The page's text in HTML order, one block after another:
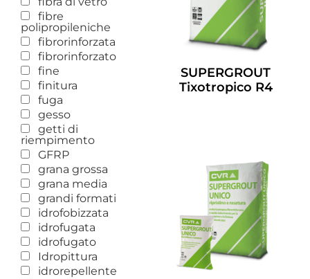
fibre
polipropileniche
fibrorinforzata
fibrorinforzato
fine
finitura
fuga
gesso
getti di
riempimento
GFRP
grana grossa
grana media
grandi formati
idrofobizzata
idrofugata
idrofugato
Idropittura
idrorepellente
SUPERGROUT
Tixotropico R4